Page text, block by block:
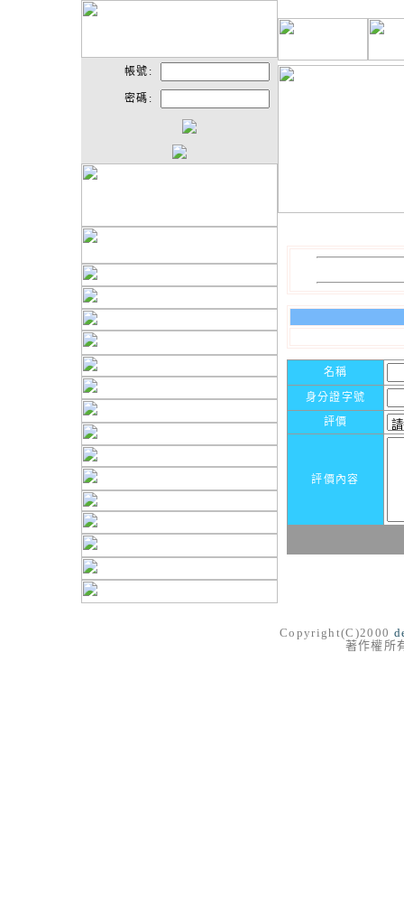
帳號:
密碼:
名稱
身分證字號
評價
評價內容
Copyright(C)2000
著作權所